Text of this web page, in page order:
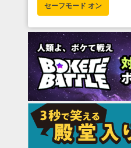
セーフモード オン